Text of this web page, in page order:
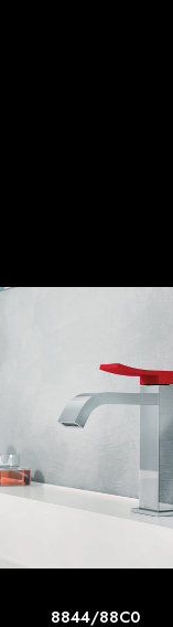
SCOPRI DI PIU'
8844/88C0